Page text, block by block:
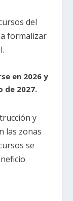
del
formalizar
en 2026 y
de 2027.
y
las zonas
se